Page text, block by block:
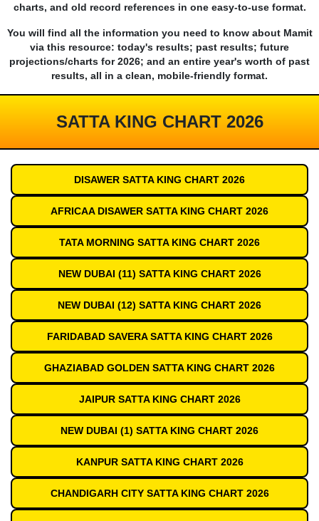
charts, and old record references in one easy-to-use format.
You will find all the information you need to know about Mamit
via this resource: today's results; past results; future
projections/charts for 2026; and an entire year's worth of past
results, all in a clean, mobile-friendly format.
SATTA KING CHART 2026
DISAWER SATTA KING CHART 2026
AFRICAA DISAWER SATTA KING CHART 2026
TATA MORNING SATTA KING CHART 2026
NEW DUBAI (11) SATTA KING CHART 2026
NEW DUBAI (12) SATTA KING CHART 2026
FARIDABAD SAVERA SATTA KING CHART 2026
GHAZIABAD GOLDEN SATTA KING CHART 2026
JAIPUR SATTA KING CHART 2026
NEW DUBAI (1) SATTA KING CHART 2026
KANPUR SATTA KING CHART 2026
CHANDIGARH CITY SATTA KING CHART 2026